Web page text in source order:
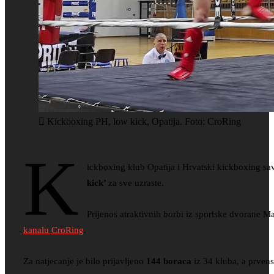
Kickboxing PH, low kick, Opatija. Foto: CroRing
K
ickboxing klub Opatija i Hrvatski kickboxing
kick’ za sve uzraste.
Prijenos atraktivnih borbi iz sportske dvorane
kanalu CroRing.
Za natjecanje je bilo prijavljeno 144 boraca iz 34 kluba, a